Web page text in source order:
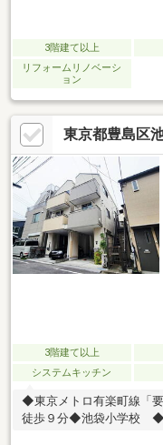
3階建て以上
リフォームリノベーシ
ョン
東京都豊島区
3階建て以上
システムキッチン
◆東京メトロ有楽町線「
徒歩９分◆池袋小学校